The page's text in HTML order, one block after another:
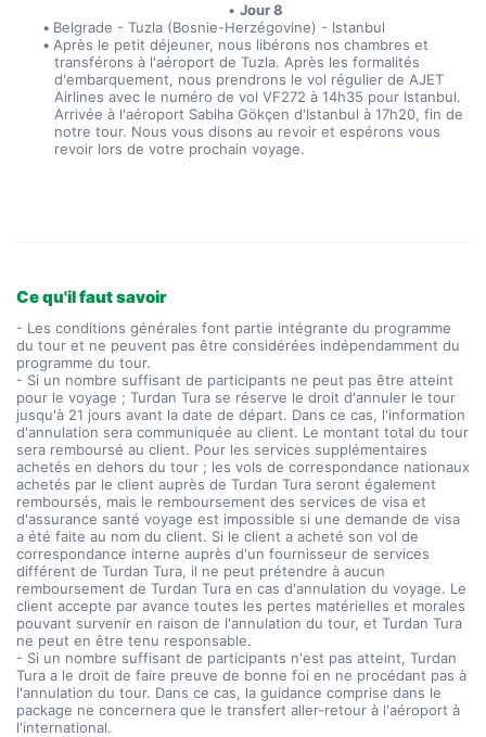
Jour 8
Belgrade - Tuzla (Bosnie-Herzégovine) - Istanbul
Après le petit déjeuner, nous libérons nos chambres et
transférons à l'aéroport de Tuzla. Après les formalités
d'embarquement, nous prendrons le vol régulier de AJET
Airlines avec le numéro de vol VF272 à 14h35 pour Istanbul.
Arrivée à l'aéroport Sabiha Gökçen d'Istanbul à 17h20, fin de
notre tour. Nous vous disons au revoir et espérons vous
revoir lors de votre prochain voyage.
Ce qu'il faut savoir
- Les conditions générales font partie intégrante du programme
du tour et ne peuvent pas être considérées indépendamment du
programme du tour.
- Si un nombre suffisant de participants ne peut pas être atteint
pour le voyage ; Turdan Tura se réserve le droit d'annuler le tour
jusqu'à 21 jours avant la date de départ. Dans ce cas, l'information
d'annulation sera communiquée au client. Le montant total du tour
sera remboursé au client. Pour les services supplémentaires
achetés en dehors du tour ; les vols de correspondance nationaux
achetés par le client auprès de Turdan Tura seront également
remboursés, mais le remboursement des services de visa et
d'assurance santé voyage est impossible si une demande de visa
a été faite au nom du client. Si le client a acheté son vol de
correspondance interne auprès d'un fournisseur de services
différent de Turdan Tura, il ne peut prétendre à aucun
remboursement de Turdan Tura en cas d'annulation du voyage. Le
client accepte par avance toutes les pertes matérielles et morales
pouvant survenir en raison de l'annulation du tour, et Turdan Tura
ne peut en être tenu responsable.
- Si un nombre suffisant de participants n'est pas atteint, Turdan
Tura a le droit de faire preuve de bonne foi en ne procédant pas à
l'annulation du tour. Dans ce cas, la guidance comprise dans le
package ne concernera que le transfert aller-retour à l'aéroport à
l'international.